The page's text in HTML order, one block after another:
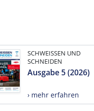
SCHWEISSEN UND
SCHNEIDEN
Ausgabe 5 (2026)
› mehr erfahren